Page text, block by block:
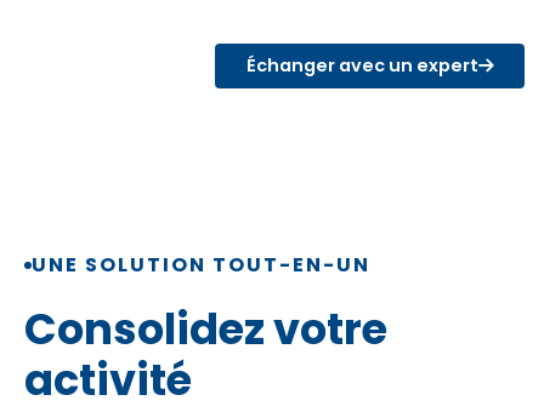
Échanger avec un expert
UNE SOLUTION TOUT-EN-UN
Consolidez votre
activité